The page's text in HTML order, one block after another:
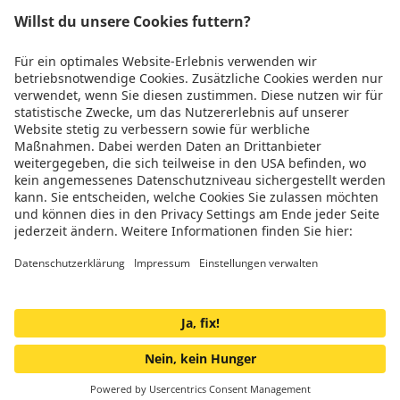
Wir sind
TÜV zertifiziert
Genug gescrollt!
Jetzt Teil der Energiewende werden
© 2025 oekostrom GmbH
Laxenburger Straße 2, 1100 Wien
Impressum